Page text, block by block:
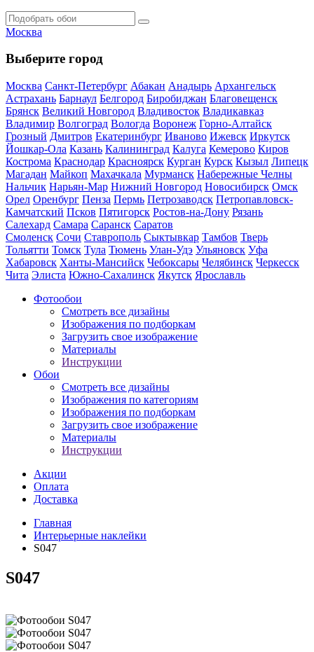
Москва
Выберите город
Москва Санкт-Петербург Абакан Анадырь Архангельск
Астрахань Барнаул Белгород Биробиджан Благовещенск
Брянск Великий Новгород Владивосток Владикавказ
Владимир Волгоград Вологда Воронеж Горно-Алтайск
Грозный Дмитров Екатеринбург Иваново Ижевск Иркутск
Йошкар-Ола Казань Калининград Калуга Кемерово Киров
Кострома Краснодар Красноярск Курган Курск Кызыл Липецк
Магадан Майкоп Махачкала Мурманск Набережные Челны
Нальчик Нарьян-Мар Нижний Новгород Новосибирск Омск
Орел Оренбург Пенза Пермь Петрозаводск Петропавловск-
Камчатский Псков Пятигорск Ростов-на-Дону Рязань
Салехард Самара Саранск Саратов
Смоленск Сочи Ставрополь Сыктывкар Тамбов Тверь
Тольятти Томск Тула Тюмень Улан-Удэ Ульяновск Уфа
Хабаровск Ханты-Мансийск Чебоксары Челябинск Черкесск
Чита Элиста Южно-Сахалинск Якутск Ярославль
Фотообои
Смотреть все дизайны
Изображения по подборкам
Загрузить свое изображение
Материалы
Инструкции
Обои
Смотреть все дизайны
Изображения по категориям
Изображения по подборкам
Загрузить свое изображение
Материалы
Инструкции
Акции
Оплата
Доставка
Главная
Интерьерные наклейки
S047
S047